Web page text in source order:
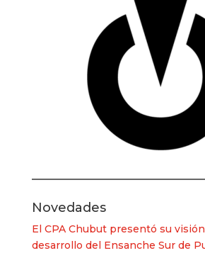
Novedades
El CPA Chubut presentó su
desarrollo del Ensanche Sur de